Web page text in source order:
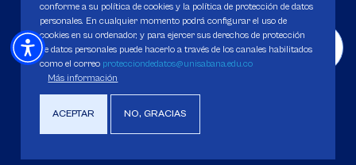
Política de Protección de datos
Derechos Pecuniarios
conforme a su política de cookies y la política de protección de datos
personales. En cualquier momento podrá configurar el uso de
cookies en su ordenador, y para ejercer sus derechos de protección
de datos personales puede hacerlo a través de los canales habilitados
como el correo protecciondedatos@unisabana.edu.co
Más información
ACEPTAR NO, GRACIAS